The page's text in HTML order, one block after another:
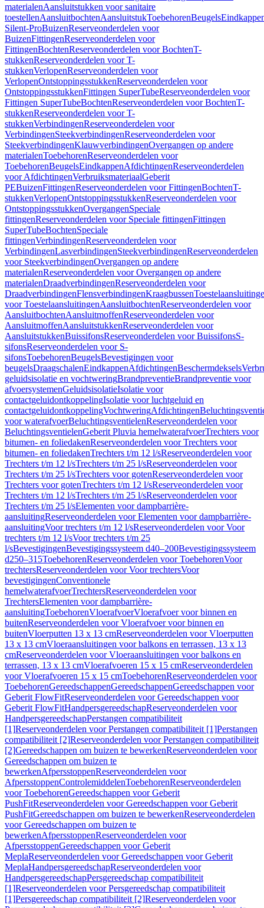
materialenAansluitstukken voor sanitaire
toestellenAansluitbochtenAansluitstukToebehorenBeugels
Silent-ProBuizenReserveonderdelen voor
BuizenFittingenReserveonderdelen voor
FittingenBochtenReserveonderdelen voor BochtenT-
stukkenReserveonderdelen voor T-
stukkenVerlopenReserveonderdelen voor
VerlopenOntstoppingsstukkenReserveonderdelen voor
OntstoppingsstukkenFittingen SuperTubeReserveonderdelen voor
Fittingen SuperTubeBochtenReserveonderdelen voor BochtenT-
stukkenReserveonderdelen voor T-
stukkenVerbindingenReserveonderdelen voor
VerbindingenSteekverbindingenReserveonderdelen voor
SteekverbindingenKlauwverbindingenOvergangen op andere
materialenToebehorenReserveonderdelen voor
ToebehorenBeugelsEindkappenAfdichtingenReserveonderdelen
voor AfdichtingenVerbruiksmateriaalGeberit
PEBuizenFittingenReserveonderdelen voor FittingenBochtenT-
stukkenVerlopenOntstoppingsstukkenReserveonderdelen voor
OntstoppingsstukkenOvergangenSpeciale
fittingenReserveonderdelen voor Speciale fittingenFittingen
SuperTubeBochtenSpeciale
fittingenVerbindingenReserveonderdelen voor
VerbindingenLasverbindingenSteekverbindingenReserveonderdelen
voor SteekverbindingenOvergangen op andere
materialenReserveonderdelen voor Overgangen op andere
materialenDraadverbindingenReserveonderdelen voor
DraadverbindingenFlensverbindingenKraagbussen
voor ToestelaansluitingenAansluitbochtenReserveonderdelen voor
AansluitbochtenAansluitmoffenReserveonderdelen voor
AansluitmoffenAansluitstukkenReserveonderdelen voor
AansluitstukkenBuissifonsReserveonderdelen voor BuissifonsS-
sifonsReserveonderdelen voor S-
sifonsToebehorenBeugelsBevestigingen voor
beugelsDraagschalenEindkappenAfdichtingenBeschermdeksels
geluidsisolatie en vochtweringBrandpreventieBrandpreventie voor
afvoersystemenGeluidsisolatieIsolatie voor
contactgeluidontkoppelingIsolatie voor luchtgeluid en
contactgeluidontkoppelingVochtweringAfdichtingen
voor waterafvoerBeluchtingsventielenReserveonderdelen voor
BeluchtingsventielenGeberit Pluvia hemelwaterafvoerTrechters voor
bitumen- en foliedakenReserveonderdelen voor Trechters voor
bitumen- en foliedakenTrechters t/m 12 l/sReserveonderdelen voor
Trechters t/m 12 l/sTrechters t/m 25 l/sReserveonderdelen voor
Trechters t/m 25 l/sTrechters voor gotenReserveonderdelen voor
Trechters voor gotenTrechters t/m 12 l/sReserveonderdelen voor
Trechters t/m 12 l/sTrechters t/m 25 l/sReserveonderdelen voor
Trechters t/m 25 l/sElementen voor dampbarrière-
aansluitingReserveonderdelen voor Elementen voor dampbarrière-
aansluitingVoor trechters t/m 12 l/sReserveonderdelen voor Voor
trechters t/m 12 l/sVoor trechters t/m 25
l/sBevestigingenBevestigingssysteem d40–200Bevestigingssysteem
d250–315ToebehorenReserveonderdelen voor ToebehorenVoor
trechtersReserveonderdelen voor Voor trechtersVoor
bevestigingenConventionele
hemelwaterafvoerTrechtersReserveonderdelen voor
TrechtersElementen voor dampbarrière-
aansluitingToebehorenVloerafvoerVloerafvoer voor binnen en
buitenReserveonderdelen voor Vloerafvoer voor binnen en
buitenVloerputten 13 x 13 cmReserveonderdelen voor Vloerputten
13 x 13 cmVloeraansluitingen voor balkons en terrassen, 13 x 13
cmReserveonderdelen voor Vloeraansluitingen voor balkons en
terrassen, 13 x 13 cmVloerafvoeren 15 x 15 cmReserveonderdelen
voor Vloerafvoeren 15 x 15 cmToebehorenReserveonderdelen voor
ToebehorenGereedschappenGereedschappenGereedschappen voor
Geberit FlowFitReserveonderdelen voor Gereedschappen voor
Geberit FlowFitHandpersgereedschapReserveonderdelen voor
HandpersgereedschapPerstangen compatibiliteit
[1]Reserveonderdelen voor Perstangen compatibiliteit [1]Perstangen
compatibiliteit [2]Reserveonderdelen voor Perstangen compatibiliteit
[2]Gereedschappen om buizen te bewerkenReserveonderdelen voor
Gereedschappen om buizen te
bewerkenAfpersstoppenReserveonderdelen voor
AfpersstoppenControlemiddelenToebehorenReserveonderdelen
voor ToebehorenGereedschappen voor Geberit
PushFitReserveonderdelen voor Gereedschappen voor Geberit
PushFitGereedschappen om buizen te bewerkenReserveonderdelen
voor Gereedschappen om buizen te
bewerkenAfpersstoppenReserveonderdelen voor
AfpersstoppenGereedschappen voor Geberit
MeplaReserveonderdelen voor Gereedschappen voor Geberit
MeplaHandpersgereedschapReserveonderdelen voor
HandpersgereedschapPersgereedschap compatibiliteit
[1]Reserveonderdelen voor Persgereedschap compatibiliteit
[1]Persgereedschap compatibiliteit [2]Reserveonderdelen voor